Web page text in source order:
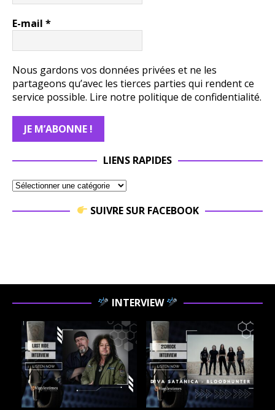
E-mail *
Nous gardons vos données privées et ne les
partageons qu’avec les tierces parties qui rendent ce
service possible. Lire notre politique de confidentialité.
LIENS RAPIDES
SUIVRE SUR FACEBOOK
INTERVIEW